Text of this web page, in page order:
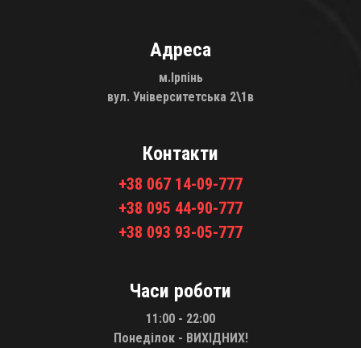
Адреса
м.Ірпінь
вул. Університетська 2\1в
Контакти
+38 067 14-09-777
+38 095 44-90-777
+38 093 93-05-777
Часи роботи
11:00 - 22:00
Понеділок - ВИХІДНИХ!